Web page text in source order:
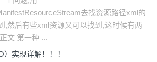
去找资源路径xml的
,然后有些xml资源又可以找到,这时候有两
文 第一种 ...
实现详解！！！